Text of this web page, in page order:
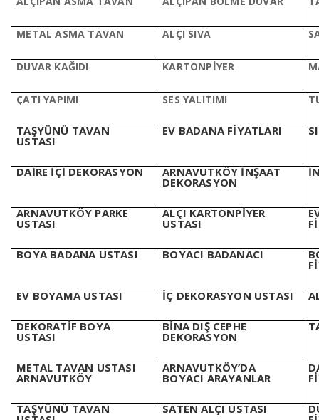
METAL ASMA TAVAN ALÇI SIVA
DUVAR KAĞIDI KARTONPİYER
ÇATI YAPIMI SES YALITIMI
TAŞYÜNÜ TAVAN
USTASI
EV BADANA FİYATLARI
DAİRE İÇİ DEKORASYON ARNAVUTKÖY İNŞAAT
DEKORASYON
ARNAVUTKÖY PARKE
USTASI
ALÇI KARTONPİYER
USTASI
BOYA BADANA USTASI BOYACI BADANACI
EV BOYAMA USTASI İÇ DEKORASYON USTASI
DEKORATİF BOYA
USTASI
BİNA DIŞ CEPHE
DEKORASYON
METAL TAVAN USTASI
ARNAVUTKÖY
ARNAVUTKÖY’DA
BOYACI ARAYANLAR
TAŞYÜNÜ TAVAN SATEN ALÇI USTASI